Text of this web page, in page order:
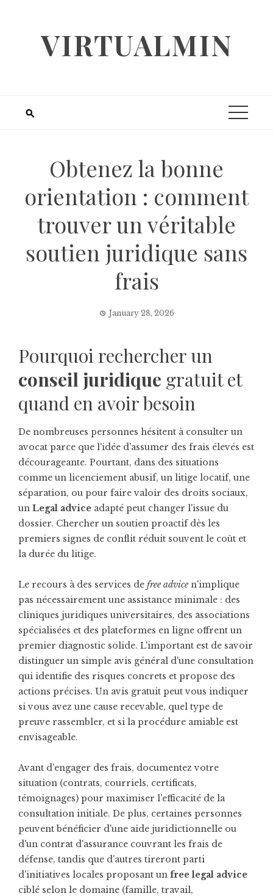
VIRTUALMIN
Obtenez la bonne
orientation : comment
trouver un véritable
soutien juridique sans
frais
January 28, 2026
Pourquoi rechercher un
conseil juridique gratuit et
quand en avoir besoin
De nombreuses personnes hésitent à consulter un
avocat parce que l'idée d'assumer des frais élevés est
décourageante. Pourtant, dans des situations
comme un licenciement abusif, un litige locatif, une
séparation, ou pour faire valoir des droits sociaux,
un Legal advice adapté peut changer l'issue du
dossier. Chercher un soutien proactif dès les
premiers signes de conflit réduit souvent le coût et
la durée du litige.
Le recours à des services de free advicen'implique
pas nécessairement une assistance minimale : des
cliniques juridiques universitaires, des associations
spécialisées et des plateformes en ligne offrent un
premier diagnostic solide. L'important est de savoir
distinguer un simple avis général d'une consultation
qui identifie des risques concrets et propose des
actions précises. Un avis gratuit peut vous indiquer
si vous avez une cause recevable, quel type de
preuve rassembler, et si la procédure amiable est
envisageable.
Avant d'engager des frais, documentez votre
situation (contrats, courriels, certificats,
témoignages) pour maximiser l'efficacité de la
consultation initiale. De plus, certaines personnes
peuvent bénéficier d'une aide juridictionnelle ou
d'un contrat d'assurance couvrant les frais de
défense, tandis que d'autres tireront parti
d'initiatives locales proposant un free legal advice
ciblé selon le domaine (famille, travail,